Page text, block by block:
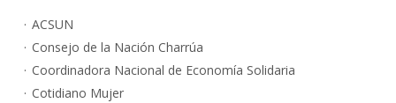
ACSUN
Consejo de la Nación Charrúa
Coordinadora Nacional de Economía Solidaria
Cotidiano Mujer